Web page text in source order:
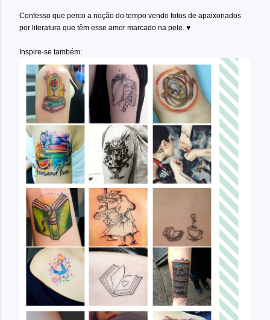
Confesso que perco a noção do tempo vendo fotos de apaixonados
por literatura que têm esse amor marcado na pele. ♥
Inspire-se também: